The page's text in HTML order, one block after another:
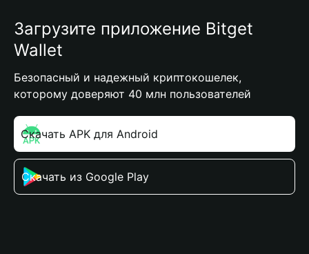
Загрузите приложение Bitget
Wallet
Безопасный и надежный криптокошелек,
которому доверяют 40 млн пользователей
Скачать APK для Android
Скачать из Google Play